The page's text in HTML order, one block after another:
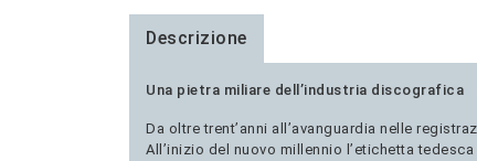
Descrizione
Una pietra miliare dell’industria discografica
Da oltre trent’anni all’avanguardia nelle
All’inizio del nuovo millennio l’etichetta